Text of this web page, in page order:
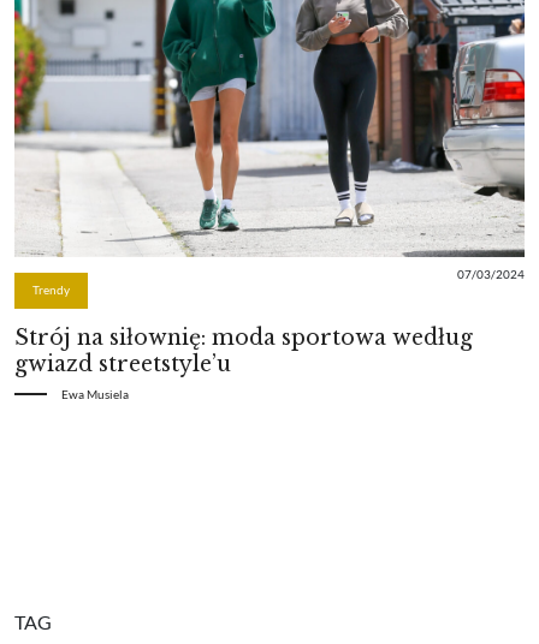
Trendy
07/03/2024
Strój na siłownię: moda sportowa według
gwiazd streetstyle’u
Ewa Musiela
TAG